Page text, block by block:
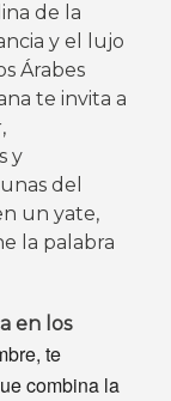
de la
y el lujo
Árabes
te invita a
y
del
un yate,
la palabra
en los
te
combina la